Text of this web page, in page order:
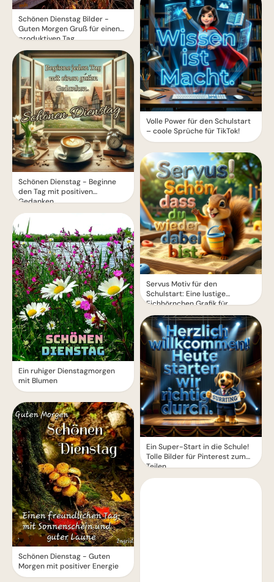
Schönen Dienstag Bilder -
Guten Morgen Gruß für einen
produktiven Tag
Schönen Dienstag - Beginne
den Tag mit positiven
Gedanken
Ein ruhiger Dienstagmorgen
mit Blumen
Schönen Dienstag - Guten
Morgen mit positiver Energie
Volle Power für den Schulstart
– coole Sprüche für TikTok!
Servus Motiv für den
Schulstart: Eine lustige
Eichhörnchen Grafik für
WhatsApp
Ein Super-Start in die Schule!
Tolle Bilder für Pinterest zum
Teilen.